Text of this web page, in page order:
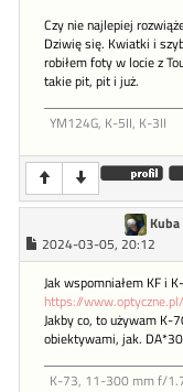
Czy nie najlepiej
Dziwię się. Kwiatki i
robiłem foty w locie z
takie pit, pit i już.
YM124G, K-5II, K-3II
2024-03-05, 20:12
Jak wspomniałem KF i
https://
Jakby co, to używam K-
obiektywami, jak.
K-73, 11-300 mm f/